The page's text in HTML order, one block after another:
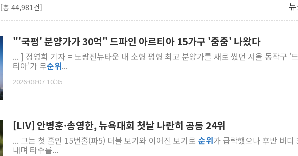
라인게임즈, '콰이어트'
네이버, AI 브리핑 도입 후
SKT, '8월 월간 럭키 페스
원주시, 첨단의료복합
삼척시, 무건리 이끼폭포
임동원 전 장관과 대화 나
[총 44,981건]
"'국평' 분양가가 30억" 드파인 아르티아 15가구 '줍줍' 나왔다
... ] 정영희 기자 = 노량진뉴타운 내 소형 평형 최고 분양가를 새로 썼던 서울 동작구 '
티아'가 무순위...
2026-08-07 10:35
[LIV] 안병훈·송영한, 뉴욕대회 첫날 나란히 공동 24위
... 그는 첫 홀인 15번홀(파5) 더블 보기와 이어진 보기로 순위가 급락했으나 후반 버디
내며 타수를...